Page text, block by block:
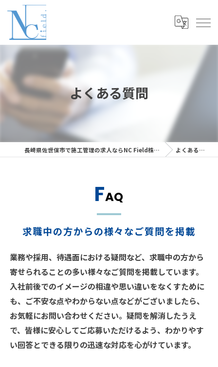
よくある質問
長崎県佐世保市で施工管理の求人ならNC Field株式会社 よくある質問
求職中の方からの様々なご質問を掲載
FAQ
業務や採用、待遇面における疑問など、求職中の方から
寄せられることの多い様々なご質問を掲載しています。
入社前後でのイメージの相違や思い違いをなくすために
も、ご不安な点やわからない点などがございましたら、
お気軽にお問い合わせください。疑問を解消したうえ
で、皆様に安心してご応募いただけるよう、わかりやす
い回答とできる限りの迅速な対応を心がけています。